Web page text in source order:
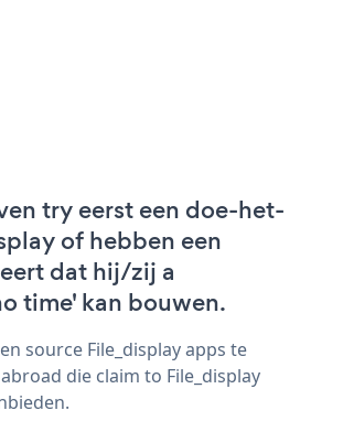
try eerst een doe-het-
of hebben een
dat hij/zij a
time' kan bouwen.
source File_display apps te
die claim to File_display